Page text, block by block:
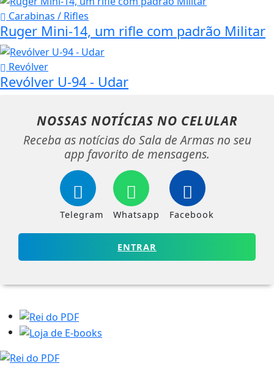
Carabinas / Rifles
Ruger Mini-14, um rifle com padrão Militar
Revólver
Revólver U-94 - Udar
NOSSAS NOTÍCIAS NO CELULAR
Receba as notícias do Sala de Armas no seu
app favorito de mensagens.
Telegram Whatsapp Facebook
ENTRAR